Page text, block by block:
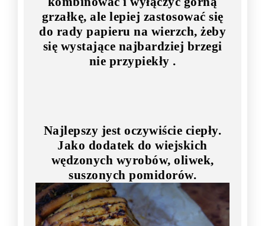
grzałkę, ale lepiej zastosować się
do rady papieru na wierzch, żeby
się wystające najbardziej brzegi
nie przypiekły .
Najlepszy jest oczywiście ciepły.
Jako dodatek do wiejskich
wędzonych wyrobów, oliwek,
suszonych pomidorów.